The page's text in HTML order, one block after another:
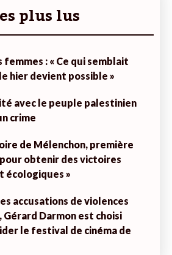
plus lus
femmes : « Ce qui semblait
hier devient possible »
avec le peuple palestinien
crime
de Mélenchon, première
obtenir des victoires
écologiques »
accusations de violences
Gérard Darmon est choisi
le festival de cinéma de